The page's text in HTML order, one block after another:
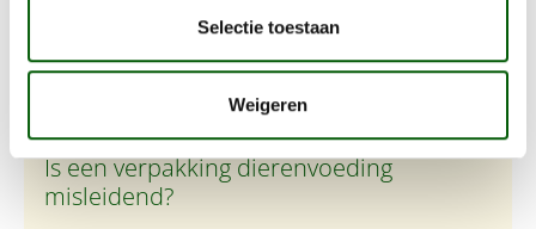
Selectie toestaan
Weigeren
Is een verpakking dierenvoeding
misleidend?